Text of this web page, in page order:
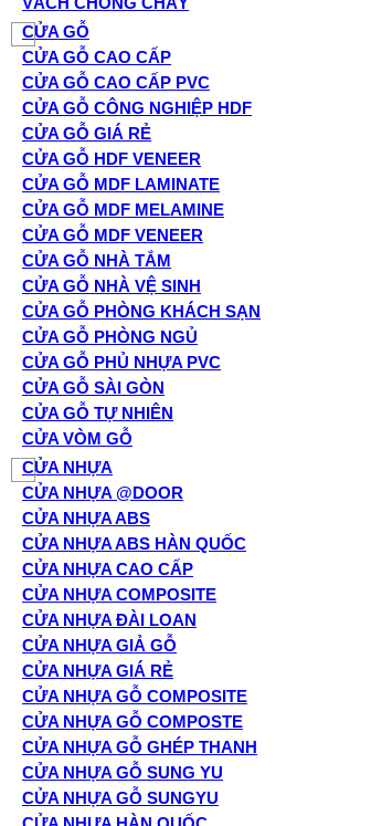
CỬA GỖ
CỬA GỖ CAO CẤP
CỬA GỖ CAO CẤP PVC
CỬA GỖ CÔNG NGHIỆP HDF
CỬA GỖ GIÁ RẺ
CỬA GỖ HDF VENEER
CỬA GỖ MDF LAMINATE
CỬA GỖ MDF MELAMINE
CỬA GỖ MDF VENEER
CỬA GỖ NHÀ TẮM
CỬA GỖ NHÀ VỆ SINH
CỬA GỖ PHÒNG KHÁCH SẠN
CỬA GỖ PHÒNG NGỦ
CỬA GỖ PHỦ NHỰA PVC
CỬA GỖ SÀI GÒN
CỬA GỖ TỰ NHIÊN
CỬA VÒM GỖ
CỬA NHỰA
CỬA NHỰA @DOOR
CỬA NHỰA ABS
CỬA NHỰA ABS HÀN QUỐC
CỬA NHỰA CAO CẤP
CỬA NHỰA COMPOSITE
CỬA NHỰA ĐÀI LOAN
CỬA NHỰA GIẢ GỖ
CỬA NHỰA GIÁ RẺ
CỬA NHỰA GỖ COMPOSITE
CỬA NHỰA GỖ COMPOSTE
CỬA NHỰA GỖ GHÉP THANH
CỬA NHỰA GỖ SUNG YU
CỬA NHỰA GỖ SUNGYU